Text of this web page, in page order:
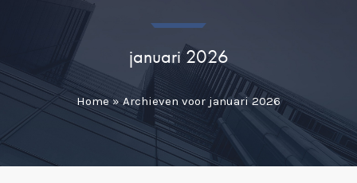
januari 2026
Home»Archieven voor januari 2026